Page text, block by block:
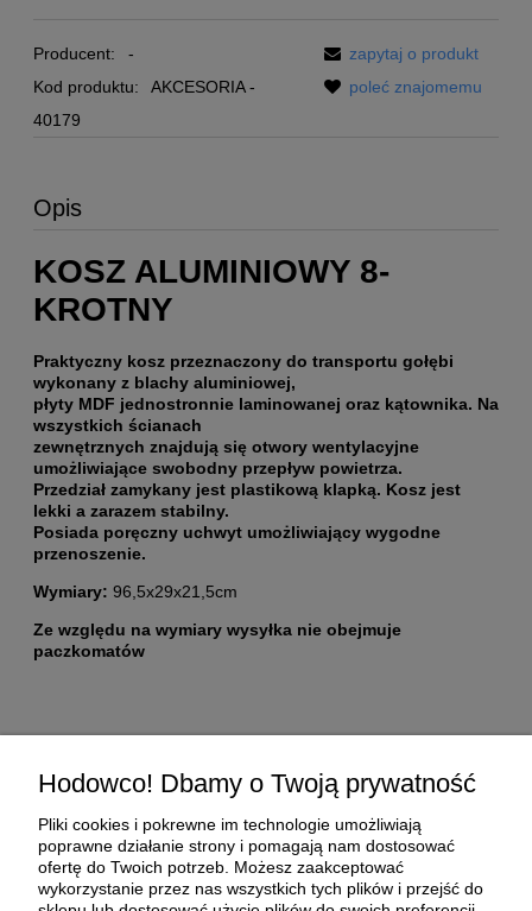
Producent:
-
Kod produktu:
AKCESORIA -
40179
zapytaj o produkt
poleć znajomemu
Opis
KOSZ ALUMINIOWY 8-
KROTNY
Praktyczny kosz przeznaczony do transportu gołębi
wykonany z blachy aluminiowej,
płyty MDF jednostronnie laminowanej oraz kątownika. Na
wszystkich ścianach
zewnętrznych znajdują się otwory wentylacyjne
umożliwiające swobodny przepływ powietrza.
Przedział zamykany jest plastikową klapką. Kosz jest
lekki a zarazem stabilny.
Posiada poręczny uchwyt umożliwiający wygodne
przenoszenie.
Wymiary: 96,5x29x21,5cm
Ze względu na wymiary wysyłka nie obejmuje
paczkomatów
Moje konto
Płatności i dostawa
Hodowco! Dbamy o Twoją prywatność
Pliki cookies i pokrewne im technologie umożliwiają
poprawne działanie strony i pomagają nam dostosować
ofertę do Twoich potrzeb. Możesz zaakceptować
wykorzystanie przez nas wszystkich tych plików i przejść do